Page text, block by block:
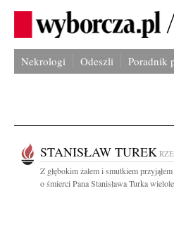
Nekrologi Odeszli Poradnik
STANISŁAW TUREK
Z głębokim żalem i smutkiem
o śmierci Pana Stanisława Turka